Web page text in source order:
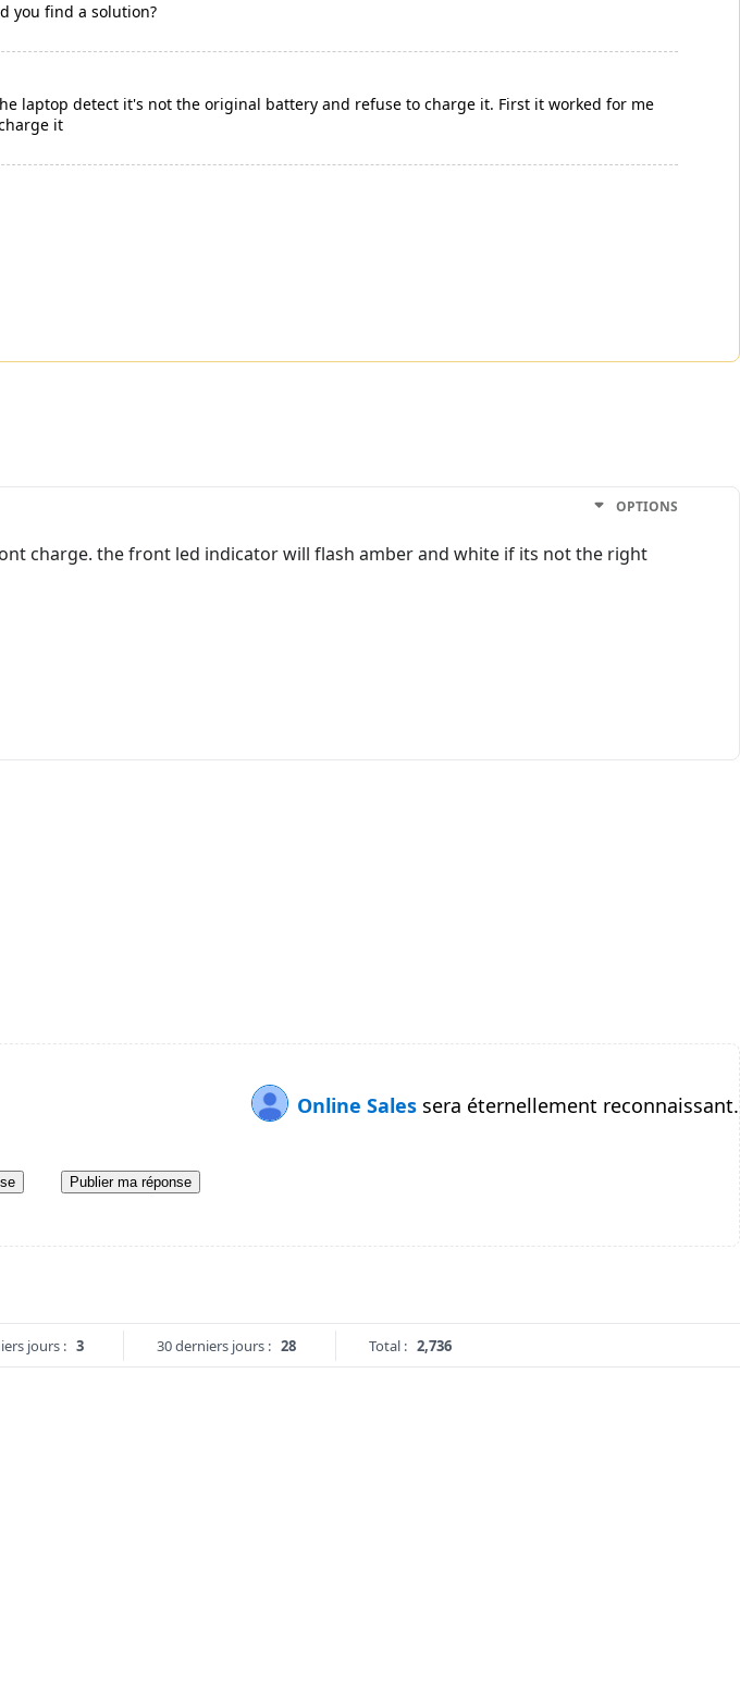
you find a solution?
laptop detect it's not the original battery and refuse to charge it. First it worked for me
it
OPTIONS
charge. the front led indicator will flash amber and white if its not the right
Online Sales sera éternellement reconnaissant.
Publier ma réponse
jours : 3 30 derniers jours : 28 Total : 2,736